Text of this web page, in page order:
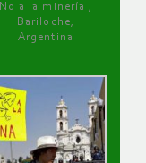
No a la minería ,
Bariloche,
Argentina